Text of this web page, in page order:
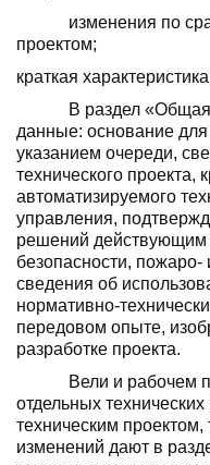
изменения по
проектом;
краткая
В раздел «Общая
данные: основание
указанием очереди,
технического проекта,
автоматизируемого
управления,
решений действующим
безопасности, пожаро-
сведения об
нормативно-
передовом опыте,
разработ­ке проекта.
Вели и рабочем
отдельных
техническим
изменений дают в